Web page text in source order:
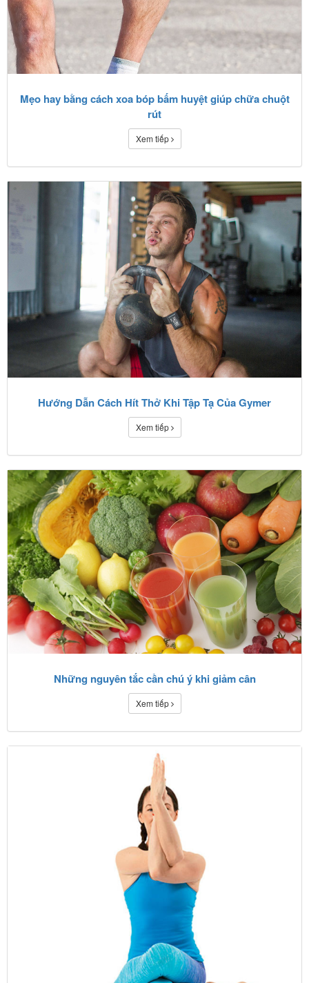
Mẹo hay bằng cách xoa bóp bấm huyệt giúp chữa chuột
rút
Xem tiếp
Hướng Dẫn Cách Hít Thở Khi Tập Tạ Của Gymer
Xem tiếp
Những nguyên tắc cần chú ý khi giảm cân
Xem tiếp